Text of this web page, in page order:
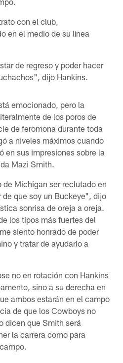
con el club,
en el medio de su línea
de regreso y poder hacer
dijo Hankins.
emocionado, pero la
de los poros de
de feromona durante toda
a niveles máximos cuando
en sus impresiones sobre la
Mazi Smith.
Michigan ser reclutado en
de que soy un Buckeye", dijo
sonrisa de oreja a oreja.
los tipos más fuertes del
siento honrado de poder
y tratar de ayudarlo a
no en rotación con Hankins
sino a su derecha en
ambos estarán en el campo
de que los Cowboys no
dicen que Smith será
la carrera como para